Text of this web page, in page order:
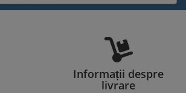
Informații despre
livrare